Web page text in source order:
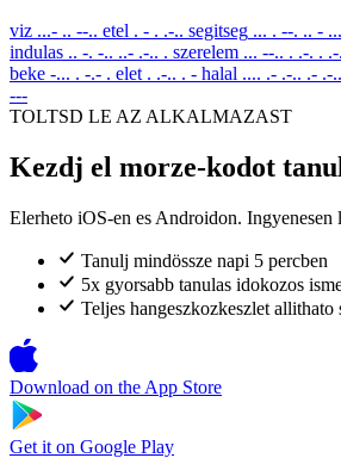
viz ...- .. --.. etel . - . .-.. segitseg ... . --. .. -
indulas .. -. -.. ..- .-.. . szerelem ... --.. . .-. . .-.
beke -... . -.- . elet . .-.. . - halal .... .- .-.. .- .-..
---
TOLTSD LE AZ ALKALMAZAST
Kezdj el morze-kodot
Elerheto iOS-en es Androidon. Ingyenesen
Tanulj mindössze napi 5 percben
5x gyorsabb tanulas idokozos
Teljes hangeszkozkeszlet allithato
Download on the App Store
Get it on Google Play